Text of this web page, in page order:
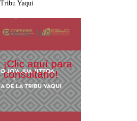
Yaqui
Precio: N/A
¡Clic aquí para
consultarlo!